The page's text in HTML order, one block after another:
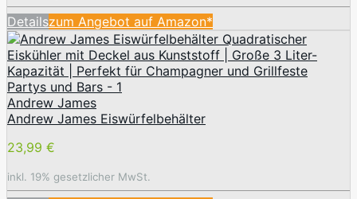
Detailszum Angebot auf Amazon*
Andrew James
Andrew James Eiswürfelbehälter
23,99 €
inkl. 19% gesetzlicher MwSt.